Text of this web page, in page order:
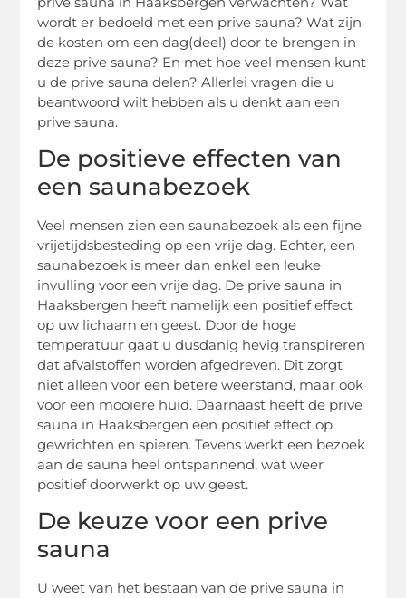
wordt er bedoeld met een prive sauna? Wat zijn
de kosten om een dag(deel) door te brengen in
deze prive sauna? En met hoe veel mensen kunt
u de prive sauna delen? Allerlei vragen die u
beantwoord wilt hebben als u denkt aan een
prive sauna.
De positieve effecten van
een saunabezoek
Veel mensen zien een saunabezoek als een fijne
vrijetijdsbesteding op een vrije dag. Echter, een
saunabezoek is meer dan enkel een leuke
invulling voor een vrije dag. De prive sauna in
Haaksbergen heeft namelijk een positief effect
op uw lichaam en geest. Door de hoge
temperatuur gaat u dusdanig hevig transpireren
dat afvalstoffen worden afgedreven. Dit zorgt
niet alleen voor een betere weerstand, maar ook
voor een mooiere huid. Daarnaast heeft de prive
sauna in Haaksbergen een positief effect op
gewrichten en spieren. Tevens werkt een bezoek
aan de sauna heel ontspannend, wat weer
positief doorwerkt op uw geest.
De keuze voor een prive
sauna
U weet van het bestaan van de prive sauna in